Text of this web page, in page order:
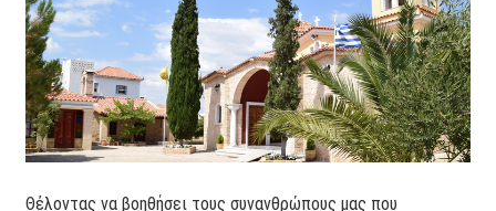
Θέλοντας να βοηθήσει τους συνανθρώπους μας που